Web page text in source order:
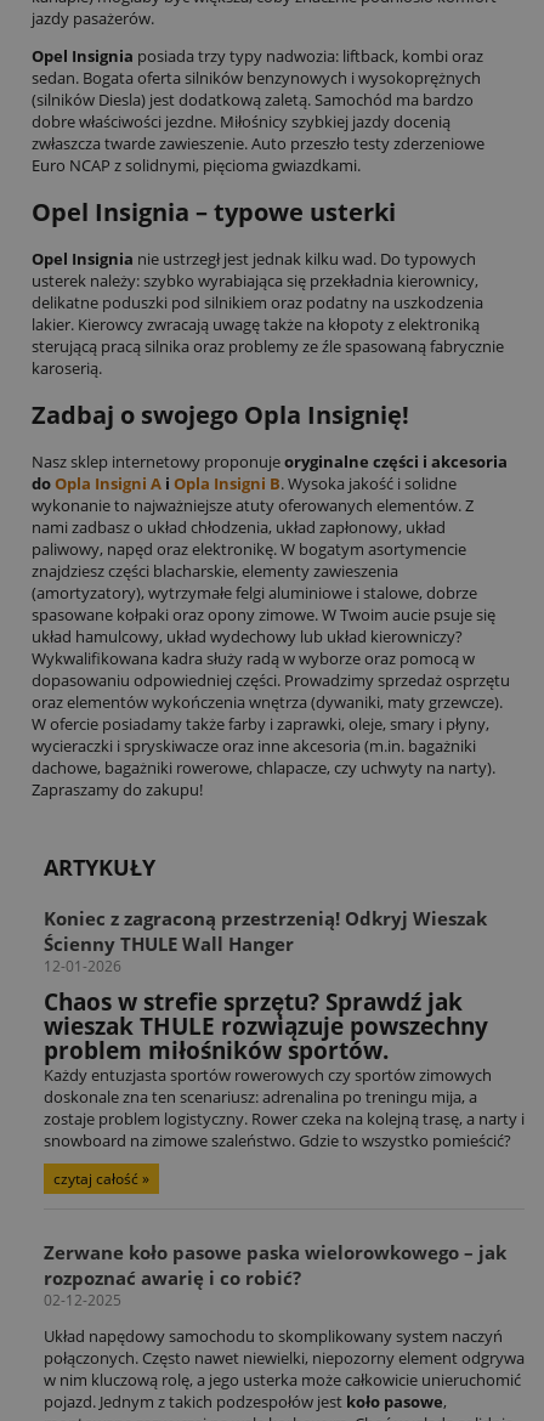
jazdy pasażerów.
Opel Insignia posiada trzy typy nadwozia: liftback, kombi oraz
sedan. Bogata oferta silników benzynowych i wysokoprężnych
(silników Diesla) jest dodatkową zaletą. Samochód ma bardzo
dobre właściwości jezdne. Miłośnicy szybkiej jazdy docenią
zwłaszcza twarde zawieszenie. Auto przeszło testy zderzeniowe
Euro NCAP z solidnymi, pięcioma gwiazdkami.
Opel Insignia – typowe usterki
Opel Insignia nie ustrzegł jest jednak kilku wad. Do typowych
usterek należy: szybko wyrabiająca się przekładnia kierownicy,
delikatne poduszki pod silnikiem oraz podatny na uszkodzenia
lakier. Kierowcy zwracają uwagę także na kłopoty z elektroniką
sterującą pracą silnika oraz problemy ze źle spasowaną fabrycznie
karoserią.
Zadbaj o swojego Opla Insignię!
Nasz sklep internetowy proponujeoryginalne części i akcesoria
doOpla Insigni A i Opla Insigni B. Wysoka jakość i solidne
wykonanie to najważniejsze atuty oferowanych elementów. Z
nami zadbasz o układ chłodzenia, układ zapłonowy, układ
paliwowy, napęd oraz elektronikę. W bogatym asortymencie
znajdziesz części blacharskie, elementy zawieszenia
(amortyzatory), wytrzymałe felgi aluminiowe i stalowe, dobrze
spasowane kołpaki oraz opony zimowe. W Twoim aucie psuje się
układ hamulcowy, układ wydechowy lub układ kierowniczy?
Wykwalifikowana kadra służy radą w wyborze oraz pomocą w
dopasowaniu odpowiedniej części. Prowadzimy sprzedaż osprzętu
oraz elementów wykończenia wnętrza (dywaniki, maty grzewcze).
W ofercie posiadamy także farby i zaprawki, oleje, smary i płyny,
wycieraczki i spryskiwacze oraz inne akcesoria (m.in. bagażniki
dachowe, bagażniki rowerowe, chlapacze, czy uchwyty na narty).
Zapraszamy do zakupu!
ARTYKUŁY
Koniec z zagraconą przestrzenią! Odkryj Wieszak
Ścienny THULE Wall Hanger
12-01-2026
Chaos w strefie sprzętu? Sprawdź jak
wieszak THULE rozwiązuje powszechny
problem miłośników sportów.
Każdy entuzjasta sportów rowerowych czy sportów zimowych
doskonale zna ten scenariusz: adrenalina po treningu mija, a
zostaje problem logistyczny. Rower czeka na kolejną trasę, a narty i
snowboard na zimowe szaleństwo. Gdzie to wszystko pomieścić?
czytaj całość »
Zerwane koło pasowe paska wielorowkowego – jak
rozpoznać awarię i co robić?
02-12-2025
Układ napędowy samochodu to skomplikowany system naczyń
połączonych. Często nawet niewielki, niepozorny element odgrywa
w nim kluczową rolę, a jego usterka może całkowicie unieruchomić
pojazd. Jednym z takich podzespołów jest koło pasowe,